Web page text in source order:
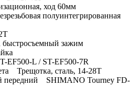
ход 60мм
полуинтегрированная
зажим
L / ST-EF500-7R
Трещотка, сталь, 14-28Т
передний SHIMANO Tourney FD-